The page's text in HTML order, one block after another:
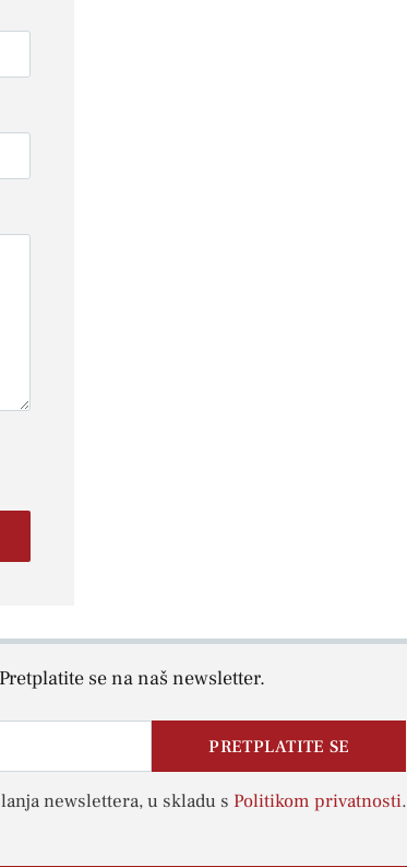
se na naš newsletter.
PRETPLATITE SE
newslettera, u skladu s Politikom privatnosti.